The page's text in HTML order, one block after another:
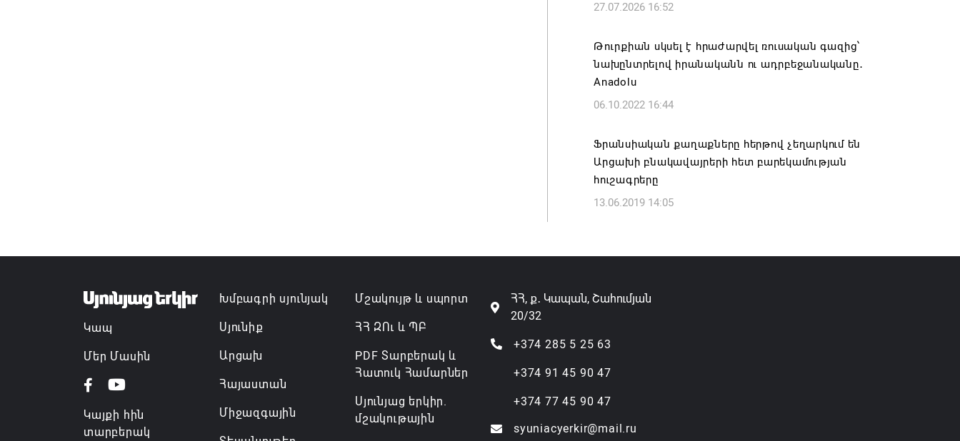
է թե՛ երկրի ներսում ազգային համերաշխության
պահպանման, թե՛ արտաքին ճակատում հայ
ժողովրդի շահերի պաշտպանության գործը
06.08.2026 14:18
Անդրանիկ Սիմոնյանը վերանշանակվել է ԱԱԾ
տնօրեն, իսկ նրա տեղակալ Արամ Հակոբյանն
ազատվել է պաշտոնից
06.08.2026 14:16
27.07.2026 16:52
Թուրքիան սկսել է հրաժարվել ռուսական գազից՝
նախընտրելով իրանականն ու ադրբեջանականը․
Anadolu
06.10.2022 16:44
Ֆրանսիական քաղաքները հերթով չեղարկում են
Արցախի բնակավայրերի հետ բարեկամության
հուշագրերը
13.06.2019 14:05
Կապ
Մեր Մասին
Կայքի հին
տարբերակ
Խմբագրի սյունյակ
Սյունիք
Արցախ
Հայաստան
Միջազգային
Մշակույթ և սպորտ
ՀՀ ԶՈւ և ՊԲ
PDF Տարբերակ և
Հատուկ Համարներ
Սյունյաց երկիր.
մշակութային
ՀՀ, ք․ Կապան, Շահումյան
20/32
+374 285 5 25 63
+374 91 45 90 47
+374 77 45 90 47
syuniacyerkir@mail.ru